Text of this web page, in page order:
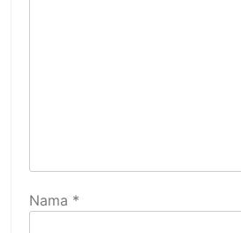
Nama *